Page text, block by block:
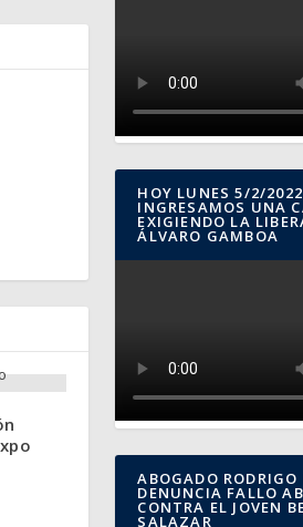
HOY LUNES 5/2/2022
INGRESAMOS UNA
EXIGIENDO LA
ÁLVARO GAMBOA
ABOGADO RODRIGO
DENUNCIA FALLO
CONTRA EL JOVEN
SALAZAR